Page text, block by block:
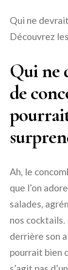
Qui ne
Découvrez
Qui ne
de
Ah, le
que l’on
salades,
nos
derrière son
pourrait bien